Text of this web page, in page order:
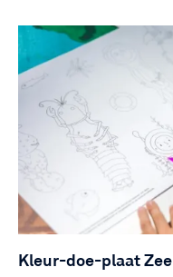
Kleur-doe-plaat